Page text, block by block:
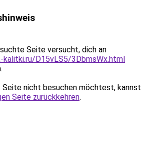
Seite versucht, dich an
D15vLS5/3DbmsWx.html
Seite nicht besuchen möchtest, kannst
Seite zurückkehren.